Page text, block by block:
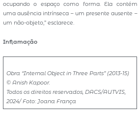
ocupando o espaço como forma. Ela contém
uma ausência intrínseca – um presente ausente –
um não-objeto,” esclarece.
Inflamação
Obra “Internal Object in Three Parts” (2013-15)
© Anish Kapoor.
Todos os direitos reservados, DACS/AUTVIS,
2024/ Foto: Joana França